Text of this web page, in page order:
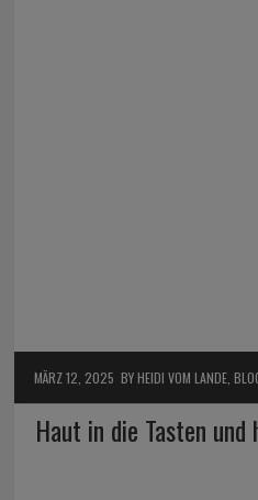
MÄRZ 12, 2025 BY HEIDI VOM LANDE,
Haut in die Tasten